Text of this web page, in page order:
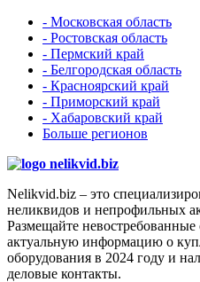
- Московская область
- Ростовская область
- Пермский край
- Белгородская область
- Красноярский край
- Приморский край
- Хабаровский край
Больше регионов
Nelikvid.biz – это
неликвидов и непрофильных
Размещайте
актуальную информацию о
оборудования в 2024 году и
деловые контакты.